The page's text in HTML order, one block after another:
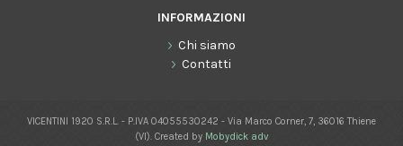
INFORMAZIONI
Chi siamo
Contatti
VICENTINI 1920 S.R.L. - P.IVA 04055530242 - Via Marco Corner, 7, 36016 Thiene
(VI). Created by Mobydick adv